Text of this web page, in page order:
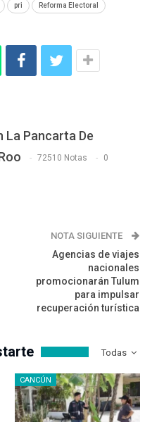
pri Reforma Electoral
La Pancarta De
72510 Notas 0
NOTA SIGUIENTE
Agencias de viajes
nacionales
promocionarán Tulum
para impulsar
recuperación turística
Todas
CANCÚN